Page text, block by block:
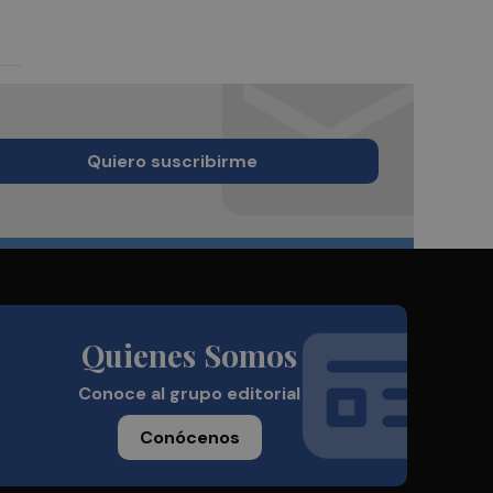
Quiero suscribirme
Quienes Somos
Conoce al grupo editorial
Conócenos